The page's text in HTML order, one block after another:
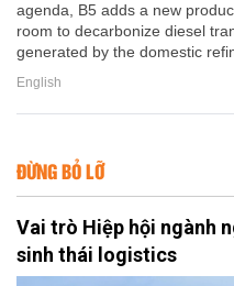
agenda, B5 adds a new
room to decarbonize diesel
generated by the domestic
English
ĐỪNG BỎ LỠ
Vai trò Hiệp hội ngành
sinh thái logistics